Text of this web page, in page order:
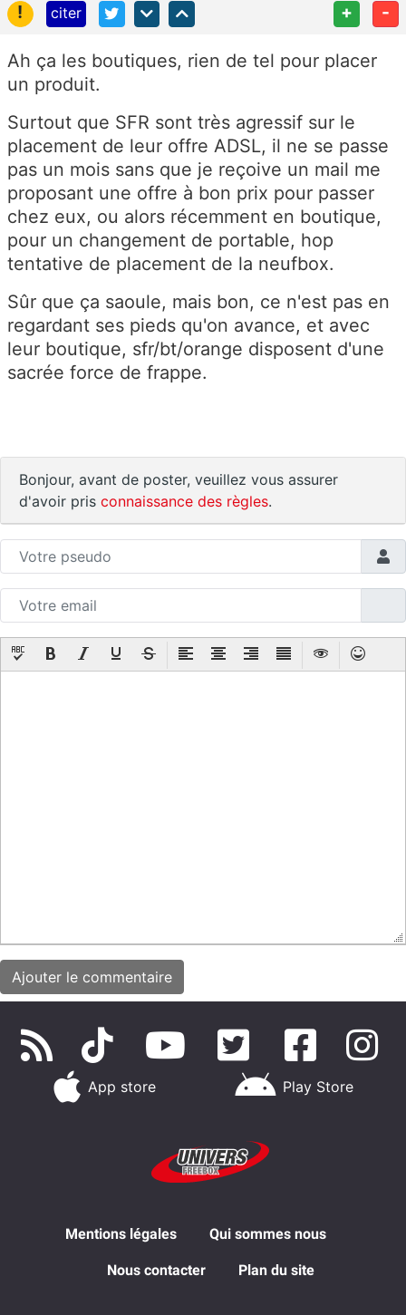
!
citer + -
Ah ça les boutiques, rien de tel pour placer
un produit.
Surtout que SFR sont très agressif sur le
placement de leur offre ADSL, il ne se passe
pas un mois sans que je reçoive un mail me
proposant une offre à bon prix pour passer
chez eux, ou alors récemment en boutique,
pour un changement de portable, hop
tentative de placement de la neufbox.
Sûr que ça saoule, mais bon, ce n'est pas en
regardant ses pieds qu'on avance, et avec
leur boutique, sfr/bt/orange disposent d'une
sacrée force de frappe.
Bonjour, avant de poster, veuillez vous assurer
d'avoir pris connaissance des règles.
App store Play Store
Mentions légales Qui sommes nous
Nous contacter Plan du site